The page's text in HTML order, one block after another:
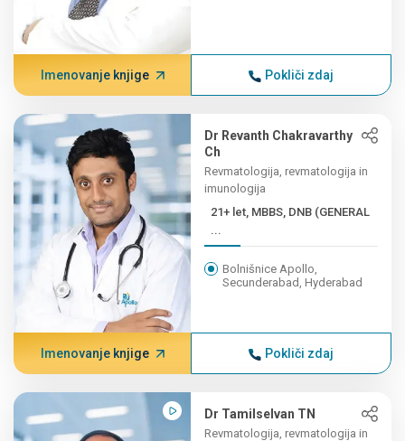
Imenovanje knjige Pokliči zdaj
Dr Revanth Chakravarthy
Ch
Revmatologija, revmatologija in
imunologija
21+ let, MBBS, DNB (GENERAL
...
Bolnišnice Apollo,
Secunderabad, Hyderabad
Imenovanje knjige Pokliči zdaj
Dr Tamilselvan TN
Revmatologija, revmatologija in